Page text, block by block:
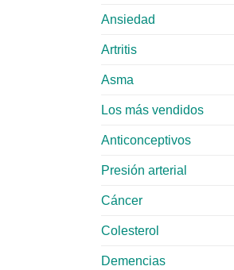
Ansiedad
Artritis
Asma
Los más vendidos
Anticonceptivos
Presión arterial
Cáncer
Colesterol
Demencias